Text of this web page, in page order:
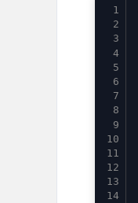
1
2
3
4
5
6
7
8
9
10
11
12
13
14